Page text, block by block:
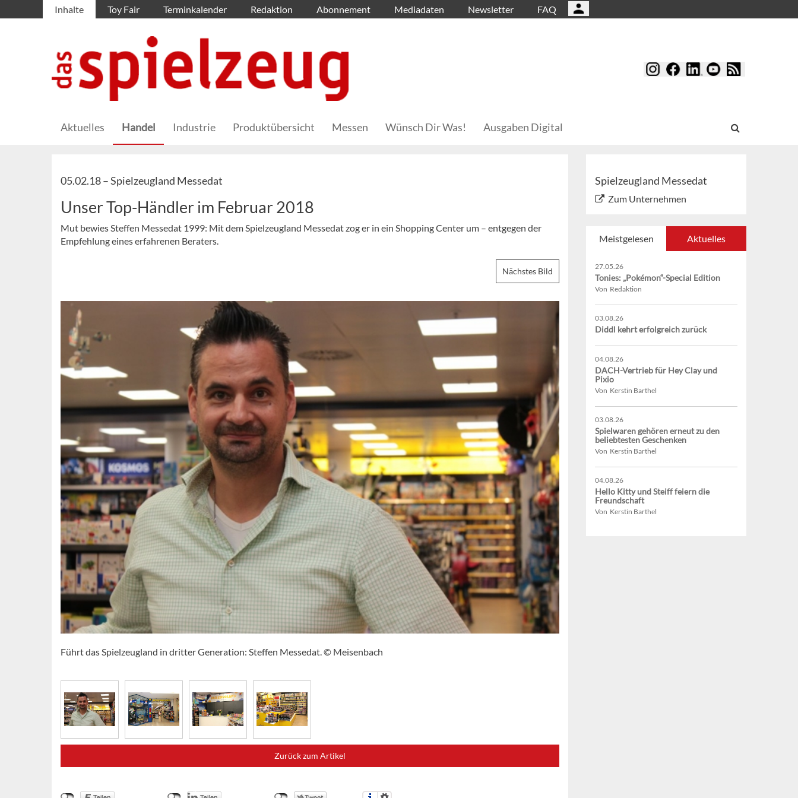
Inhalte Toy Fair Terminkalender Redaktion Abonnement Mediadaten Newsletter FAQ
Aktuelles Handel Industrie Produktübersicht Messen Wünsch Dir Was! Ausgaben Digital
05.02.18 –Spielzeugland Messedat
Unser Top-Händler im Februar 2018
Mut bewies Steffen Messedat 1999: Mit dem Spielzeugland Messedat zog er in ein Shopping Center um – entgegen der
Empfehlung eines erfahrenen Beraters.
Nächstes Bild
Führt das Spielzeugland in dritter Generation: Steffen Messedat. © Meisenbach
Zurück zum Artikel
Spielzeugland Messedat
Zum Unternehmen
Meistgelesen Aktuelles
27.05.26
Tonies: „Pokémon“-Special Edition
Von Redaktion
03.08.26
Diddl kehrt erfolgreich zurück
04.08.26
DACH-Vertrieb für Hey Clay und
Pixio
Von Kerstin Barthel
03.08.26
Spielwaren gehören erneut zu den
beliebtesten Geschenken
Von Kerstin Barthel
04.08.26
Hello Kitty und Steiff feiern die
Freundschaft
Von Kerstin Barthel